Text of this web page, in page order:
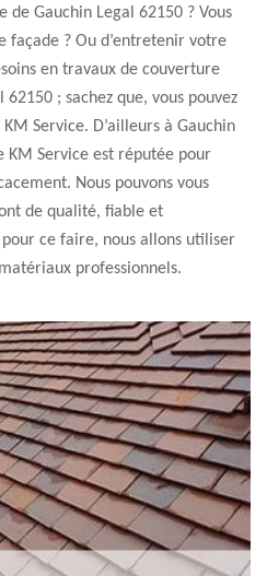
de Gauchin Legal 62150 ? Vous
façade ? Ou d’entretenir votre
en travaux de couverture
; sachez que, vous pouvez
Service. D’ailleurs à Gauchin
KM Service est réputée pour
Nous pouvons vous
de qualité, fiable et
ce faire, nous allons utiliser
professionnels.